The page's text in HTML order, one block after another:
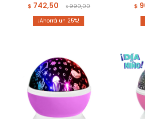
$ 742,50 $990,00
25
$